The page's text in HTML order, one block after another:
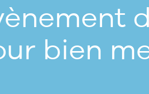
bien